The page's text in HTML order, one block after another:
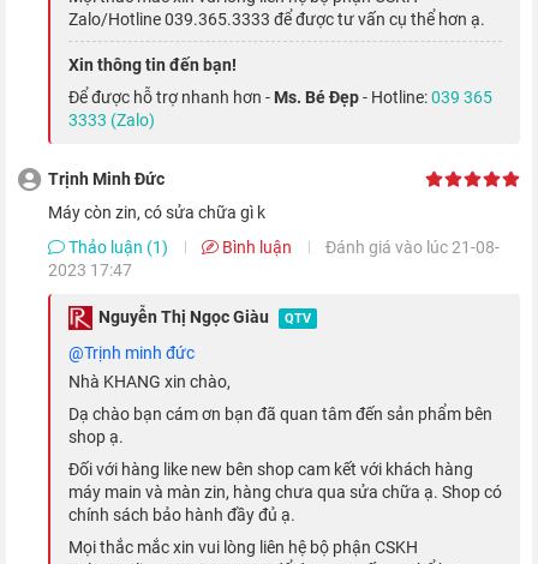
của bạn. Với máy quét ECG dùng để đo điện tâm đồ ở mặt sau
thiết bị, bạn sẽ dễ dàng theo dõi nhịp tim cực kì chính xác, giúp
bạn có nhiều thông tin hữu ích hơn về sức khỏe của mình,
cũng như đưa ra cảnh báo khi nhịp tim thay đổi bất thường.
Cảnh báo tiếng ồn
Tính năng này sẽ tự động đo tiếng ồn xung quanh và đưa ra
Zalo/Hotline 039.365.3333 để được tư vấn cụ thể hơn ạ.
Xin thông tin đến bạn!
Để được hỗ trợ nhanh hơn - Ms. Bé Đẹp- Hotline:039 365
3333 (Zalo)
Trịnh Minh Đức
máy còn zin, có sửa chữa gì k
Thảo luận (1)
Bình luận
Đánh giá vào lúc 21-08-
2023 17:47
Nguyễn Thị Ngọc Giàu QTV
@trịnh minh đức
Nhà KHANG xin chào,
Dạ chào bạn cám ơn bạn đã quan tâm đến sản phẩm bên
shop ạ.
Đối với hàng like new bên shop cam kết với khách hàng
máy main và màn zin, hàng chưa qua sửa chữa ạ. Shop có
chính sách bảo hành đầy đủ ạ.
Mọi thắc mắc xin vui lòng liên hệ bộ phận CSKH